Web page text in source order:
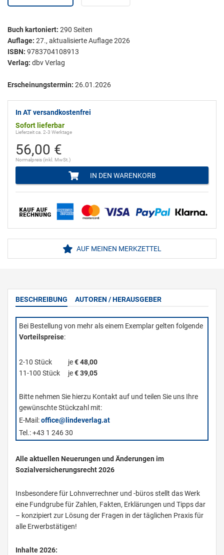
Buch kartoniert: 290 Seiten
Auflage: 27., aktualisierte Auflage 2026
ISBN: 9783704108913
Verlag: dbv Verlag
Erscheinungstermin: 26.01.2026
In AT versandkostenfrei
Sofort lieferbar
Lieferzeit ca. 2-3 Werktage
56,00 €
Normalpreis (inkl. MwSt.)
IN DEN WARENKORB
AUF MEINEN MERKZETTEL
BESCHREIBUNG AUTOREN / HERAUSGEBER
Bei Bestellung von mehr als einem Exemplar gelten folgende
Vorteilspreise:
2-10 Stück je€ 48,00
11-100 Stück
je€ 39,05
Bitte nehmen Sie hierzu Kontakt auf und teilen Sie uns Ihre
gewünschte Stückzahl mit:
E-Mail:office@lindeverlag.at
Tel.: +43 1 246 30
Alle aktuellen Neuerungen und Änderungen im
Sozialversicherungsrecht 2026
Insbesondere für Lohnverrechner und -büros stellt das Werk
eine Fundgrube für Zahlen, Fakten, Erklärungen und Tipps dar
– konzipiert zur Lösung der Fragen in der täglichen Praxis für
alle Erwerbstätigen!
Inhalte 2026: